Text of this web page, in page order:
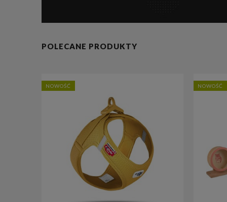
POLECANE PRODUKTY
NOWOŚĆ NOWOŚĆ